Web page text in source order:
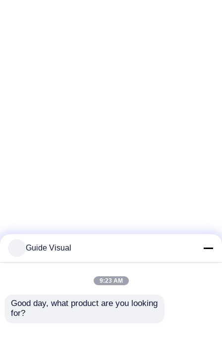
Guide Visual
9:23 AM
Good day, what product are you looking
for?